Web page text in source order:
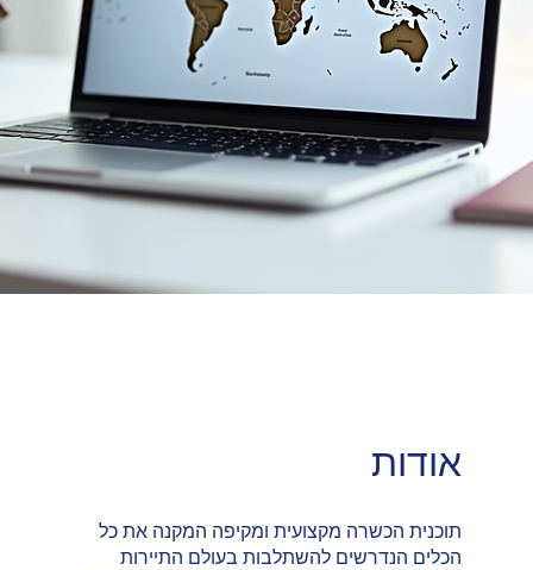
אודות
תוכנית הכשרה מקצועית ומקיפה המקנה את כל
הכלים הנדרשים להשתלבות בעולם התיירות